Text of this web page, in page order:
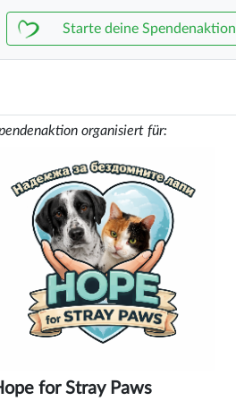
Starte deine Spendenaktion
organisiert für:
for Stray Paws